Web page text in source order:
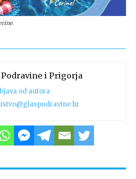
Podravine i Prigorja
od autora